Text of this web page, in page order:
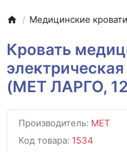
Медицинские кровати
Кровать
(МЕТ ЛАРГО,
Производитель: MET
Код товара: 1534